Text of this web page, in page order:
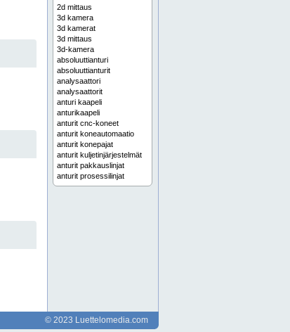
2d mittaus
3d kamera
3d kamerat
3d mittaus
3d-kamera
absoluuttianturi
absoluuttianturit
analysaattori
analysaattorit
anturi kaapeli
anturikaapeli
anturit cnc-koneet
anturit koneautomaatio
anturit konepajat
anturit kuljetinjärjestelmät
anturit pakkauslinjat
anturit prosessilinjat
anturit robotiikka
automaatioanturit
automaatiojärjestelmä
© 2023 Luettelomedia.com